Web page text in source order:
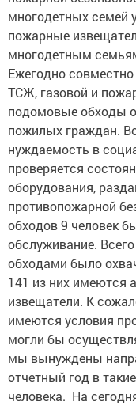
многодетных семей
пожарные
многодетным
Ежегодно
ТСЖ, газовой и
подомовые обходы
пожилых граждан.
нуждаемость в
проверяется
оборудования,
противопожарной
обходов 9 человек
обслуживание.
обходами было
141 из них имеются
извещатели. К
имеются условия
могли бы
мы вынуждены
отчетный год в
человека. На